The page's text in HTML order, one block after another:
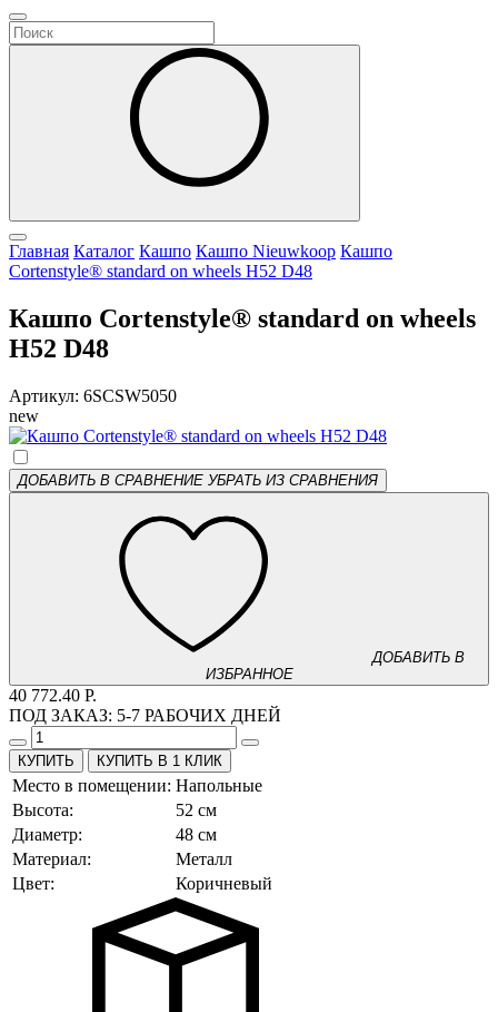
Главная Каталог Кашпо Кашпо Nieuwkoop Кашпо
Cortenstyle® standard on wheels H52 D48
Кашпо Cortenstyle® standard on wheels
H52 D48
Артикул: 6SCSW5050
new
ДОБАВИТЬ В СРАВНЕНИЕ УБРАТЬ ИЗ СРАВНЕНИЯ
ДОБАВИТЬ В
ИЗБРАННОЕ
40 772.40 Р.
ПОД ЗАКАЗ: 5-7 РАБОЧИХ ДНЕЙ
КУПИТЬ В 1 КЛИК
Место в помещении: Напольные
Высота:
52 см
Диаметр:
48 см
Материал:
Металл
Цвет:
Коричневый